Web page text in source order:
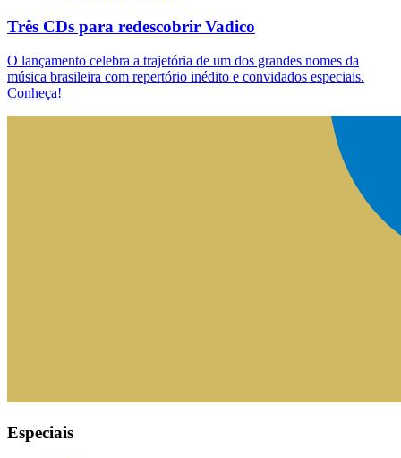
Três CDs para redescobrir Vadico
O lançamento celebra a trajetória de um dos grandes nomes da
música brasileira com repertório inédito e convidados especiais.
Conheça!
Especiais